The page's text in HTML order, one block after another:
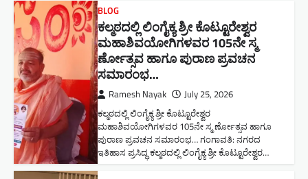
BLOG
ಕಲ್ಮಠದಲ್ಲಿ ಲಿಂಗೈಕ್ಯ ಶ್ರೀ ಕೊಟ್ಟೂರೇಶ್ವರ
ಮಹಾಶಿವಯೋಗಿಗಳವರ 105ನೇ ಸ್ಮ
ರ್ಣೋತ್ಸವ ಹಾಗೂ ಪುರಾಣ ಪ್ರವಚನ
ಸಮಾರಂಭ​…
Ramesh Nayak July 25, 2026
ಕಲ್ಮಠದಲ್ಲಿ ಲಿಂಗೈಕ್ಯ ಶ್ರೀ ಕೊಟ್ಟೂರೇಶ್ವರ
ಮಹಾಶಿವಯೋಗಿಗಳವರ 105ನೇ ಸ್ಮ ರ್ಣೋತ್ಸವ ಹಾಗೂ
ಪುರಾಣ ಪ್ರವಚನ ಸಮಾರಂಭ​… ಗಂಗಾವತಿ: ನಗರದ
ಇತಿಹಾಸ ಪ್ರಸಿದ್ಧ ಕಲ್ಮಠದಲ್ಲಿ ಲಿಂಗೈಕ್ಯ ಶ್ರೀ ಕೊಟ್ಟೂರೇಶ್ವರ…